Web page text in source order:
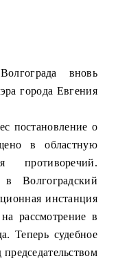
вновь
города Евгения
постановление о
в областную
противоречий.
Волгоградский
инстанция
рассмотрение в
Теперь судебное
председательством